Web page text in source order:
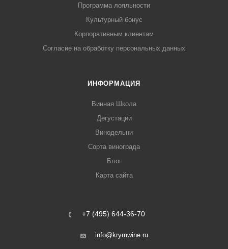
Программа лояльности
Культурный бонус
Корпоративным клиентам
Согласие на обработку персональных данных
ИНФОРМАЦИЯ
Винная Школа
Дегустации
Винодельни
Сорта винограда
Блог
Карта сайта
+7 (495) 644-36-70
info@krymwine.ru